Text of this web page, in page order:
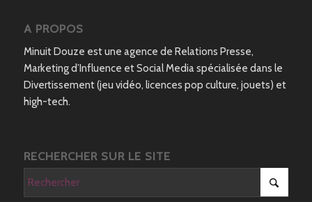
A PROPOS
Minuit Douze est une agence de Relations Presse,
Marketing d’Influence et Social Media spécialisée dans le
Divertissement (jeu vidéo, licences pop culture, jouets) et
high-tech.
RECHERCHER SUR LE SITE